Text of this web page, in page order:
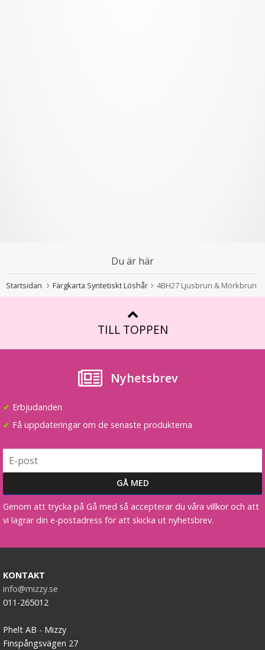
Du är här
Startsidan Färgkarta Syntetiskt Löshår 4BH27 Ljusbrun & Mörkbrun
TILL TOPPEN
Nyhetsbrev
✔ Erbjudanden
✔ Få uppdateringar om de senaste produkterna
Genom att trycka på Gå med så accepterar du våra villkor och att
vi lagrar din e-postadress för att skicka ut nyhetsbrev.
KONTAKT
info@mizzy.se
011-265012
Phelt AB - Mizzy
Finspångsvägen 27